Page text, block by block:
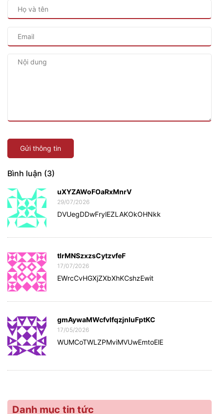
Gửi thông tin
Bình luận (3)
uXYZAWoFOaRxMnrV
29/07/2026
DVUegDDwFrylEZLAKOkOHNkk
tlrMNSzxzsCytzvfeF
17/07/2026
EWrcCvHGXjZXbXhKCshzEwit
gmAywaMWcfvIfqzjnIuFptKC
17/05/2026
WUMCoTWLZPMviMVUwEmtoElE
Danh mục tin tức